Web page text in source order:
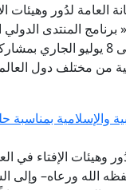
العامة لدُور وهيئات
المنتدى الدولي
للحضارة الإسلامية .. طريق السلام والتسامح والتنوير»، في الفترة
من مختلف دول
بمناسبة
وهيئات الإفتاء في
الله ورعاه– وإلى